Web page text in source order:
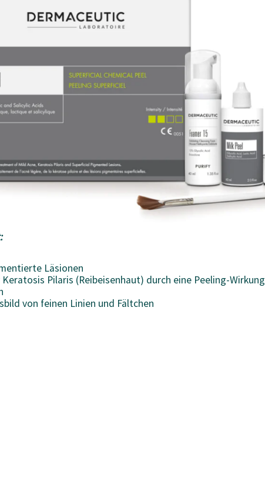
Läsionen
Pilaris (Reibeisenhaut) durch eine Peeling-Wirkung
von feinen Linien und Fältchen